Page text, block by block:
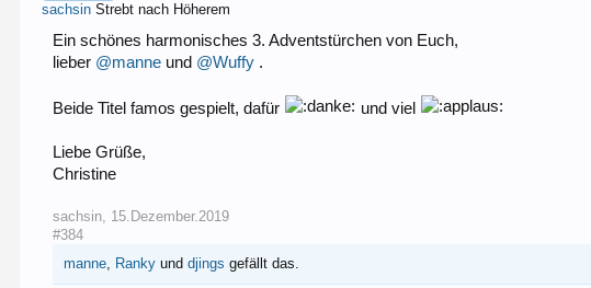
sachsin Strebt nach Höherem
Ein schönes harmonisches 3. Adventstürchen von Euch,
lieber @manne und @Wuffy .
Beide Titel famos gespielt, dafür und viel
Liebe Grüße,
Christine
sachsin, 15.Dezember.2019
#384
manne, Ranky unddjings gefällt das.